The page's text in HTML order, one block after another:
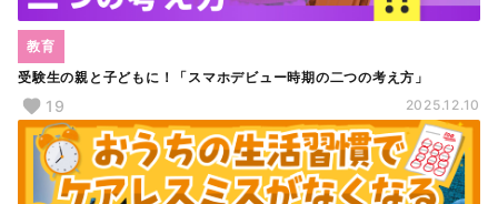
受験生の親と子どもに！「スマホデビュー時期の二つの考え方」
教育
19 2025.12.10